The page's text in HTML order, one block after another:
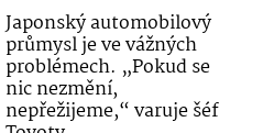
Japonský automobilový
průmysl je ve vážných
problémech. „Pokud se
nic nezmění,
nepřežijeme,“ varuje šéf